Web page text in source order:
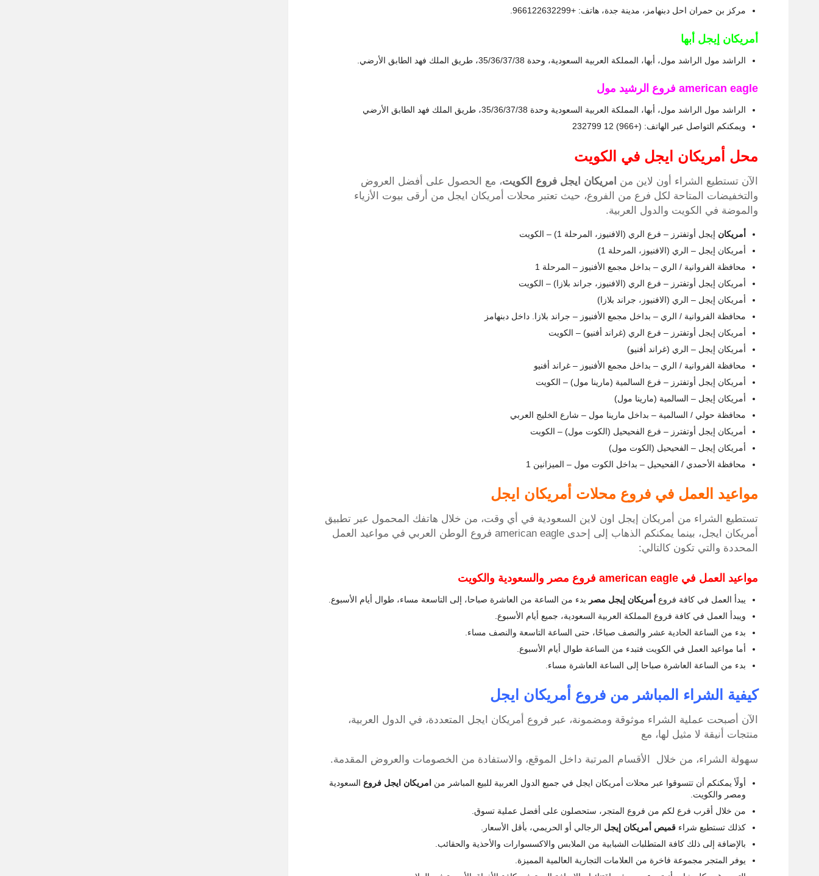
مركز بن حمران احل دبنهامز، مدينة جدة، هاتف: +966122632299.
أمريكان إيجل أبها
الراشد مول الراشد مول، أبها، المملكة العربية السعودية، وحدة 35/36/37/38، طريق الملك فهد الطابق الأرضي.
american eagle فروع الرشيد مول
الراشد مول الراشد مول، أبها، المملكة العربية السعودية وحدة 35/36/37/38، طريق الملك فهد الطابق الأرضي
ويمكنكم التواصل عبر الهاتف: (+966) 12 232799
محل أمريكان ايجل في الكويت
الآن تستطيع الشراء أون لاين من امريكان ايجل فروع الكويت، مع الحصول على أفضل العروض
والتخفيضات المتاحة لكل فرع من الفروع، حيث تعتبر محلات أمريكان ايجل من أرقى بيوت الأزياء
والموضة في الكويت والدول العربية.
أمريكان إيجل أوتفترز – فرع الري (الافنيوز، المرحلة 1) – الكويت
أمريكان إيجل – الري (الافنيوز، المرحلة 1)
محافظة الفروانية / الري – بداخل مجمع الأفنيوز – المرحلة 1
أمريكان إيجل أوتفترز – فرع الري (الافنيوز، جراند بلازا) – الكويت
أمريكان إيجل – الري (الافنيوز، جراند بلازا)
محافظة الفروانية / الري – بداخل مجمع الأفنيوز – جراند بلازا. داخل دبنهامز
أمريكان إيجل أوتفترز – فرع الري (غراند أفنيو) – الكويت
أمريكان إيجل – الري (غراند أفنيو)
محافظة الفروانية / الري – بداخل مجمع الأفنيوز – غراند أفنيو
أمريكان إيجل أوتفترز – فرع السالمية (مارينا مول) – الكويت
أمريكان إيجل – السالمية (مارينا مول)
محافظة حولي / السالمية – بداخل مارينا مول – شارع الخليج العربي
أمريكان إيجل أوتفترز – فرع الفحيحيل (الكوت مول) – الكويت
أمريكان إيجل – الفحيحيل (الكوت مول)
محافظة الأحمدي / الفحيحيل – بداخل الكوت مول – الميزانين 1
مواعيد العمل في فروع محلات أمريكان ايجل
تستطيع الشراء من أمريكان إيجل اون لاين السعودية في أي وقت، من خلال هاتفك المحمول عبر تطبيق
أمريكان ايجل، بينما يمكنكم الذهاب إلى إحدى american eagle فروع الوطن العربي في مواعيد العمل
المحددة والتي تكون كالتالي:
مواعيد العمل في american eagle فروع مصر والسعودية والكويت
يبدأ العمل في كافة فروع أمريكان إيجل مصر بدء من الساعة من العاشرة صباحا، إلى التاسعة مساء، طوال أيام الأسبوع.
ويبدأ العمل في كافة فروع المملكة العربية السعودية، جميع أيام الأسبوع.
بدء من الساعة الحادية عشر والنصف صباحًا، حتى الساعة التاسعة والنصف مساء.
أما مواعيد العمل في الكويت فتبدء من الساعة طوال أيام الأسبوع.
بدء من الساعة العاشرة صباحا إلى الساعة العاشرة مساء.
كيفية الشراء المباشر من فروع أمريكان ايجل
الآن أصبحت عملية الشراء موثوقة ومضمونة، عبر فروع أمريكان ايجل المتعددة، في الدول العربية،
منتجات أنيقة لا مثيل لها، مع
سهولة الشراء، من خلال الأقسام المرتبة داخل الموقع، والاستفادة من الخصومات والعروض المقدمة.
أولًأ يمكنكم أن تتسوقوا عبر محلات أمريكان ايجل في جميع الدول العربية للبيع المباشر من امريكان ايجل فروع السعودية
ومصر والكويت.
من خلال أقرب فرع لكم من فروع المتجر، ستحصلون على أفضل عملية تسوق.
كذلك تستطيع شراء قميص أمريكان إيجل الرجالي أو الحريمي، بأقل الأسعار.
بالإضافة إلى ذلك كافة المتطلبات الشبابية من الملابس والاكسسوارات والأحذية والحقائب.
يوفر المتجر مجموعة فاخرة من العلامات التجارية العالمية المميزة.